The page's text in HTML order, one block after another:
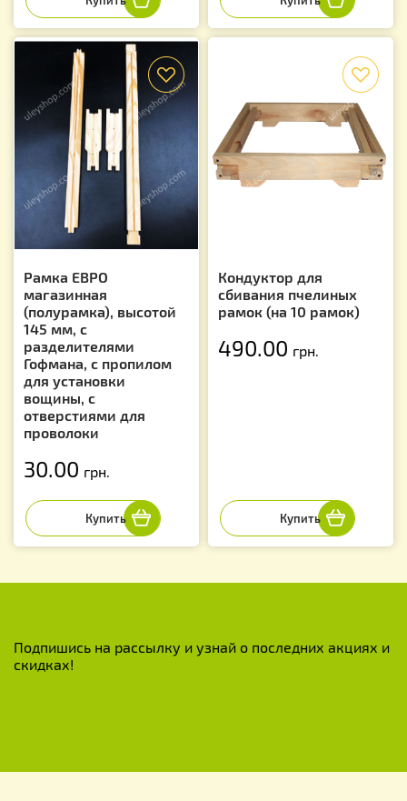
Рамка ЕВРО
магазинная
(полурамка), высотой
145 мм, с
разделителями
Гофмана, с пропилом
для установки
вощины, с
отверстиями для
проволоки
30.00 грн.
Кондуктор для
сбивания пчелиных
рамок (на 10 рамок)
490.00 грн.
Подпишись на рассылку и узнай о последних акциях и
скидках!